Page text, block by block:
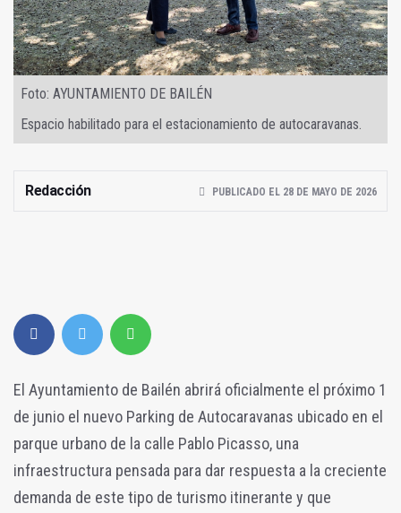
Foto: AYUNTAMIENTO DE BAILÉN
Espacio habilitado para el estacionamiento de autocaravanas.
Redacción PUBLICADO EL 28 DE MAYO DE 2026
El Ayuntamiento de Bailén abrirá oficialmente el próximo 1
de junio el nuevo Parking de Autocaravanas ubicado en el
parque urbano de la calle Pablo Picasso, una
infraestructura pensada para dar respuesta a la creciente
demanda de este tipo de turismo itinerante y que